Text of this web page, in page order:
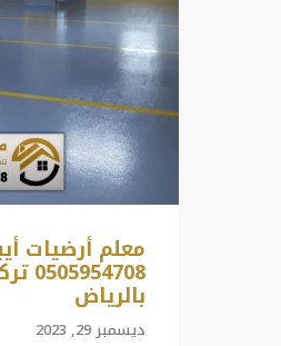
معلم أرضيات
بالرياض
ديسمبر 29, 2023